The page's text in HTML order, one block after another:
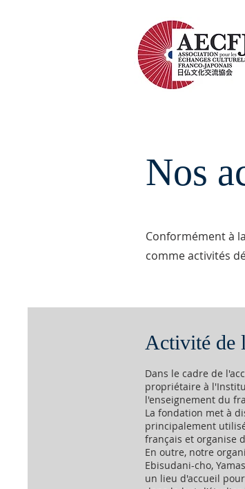
Nos
Conformément à
comme activités
Activité de
Dans le cadre de
propriétaire à
l'enseignement du
La fondation met à
principalement
français et organise
En outre, notre
Ebisudani-cho,
un lieu d'accueil